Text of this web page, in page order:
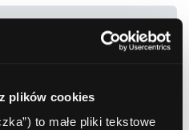
plików cookies
to małe pliki tekstowe
, Szczytno, Chrobrego 4
, Szczytno, Chrobrego 4